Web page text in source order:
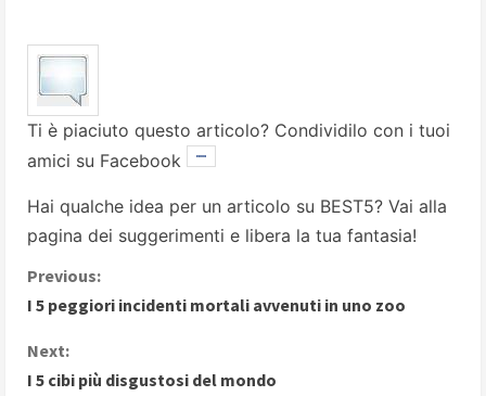
Ti è piaciuto questo articolo? Condividilo con i tuoi
amici su Facebook
Hai qualche idea per un articolo su BEST5? Vai alla
pagina dei suggerimenti e libera la tua fantasia!
C
n
Previous:
I 5 peggiori incidenti mortali avvenuti in uno zoo
Next:
I 5 cibi più disgustosi del mondo